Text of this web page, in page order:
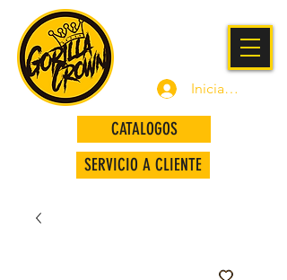
Iniciar sesión
SERVICIO A CLIENTE
CATALOGOS